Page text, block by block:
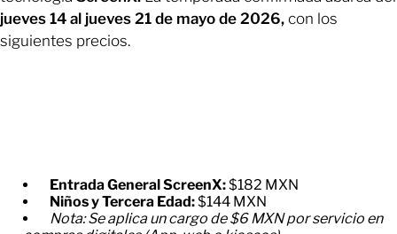
jueves 14 al jueves 21 de mayo de 2026, con los
siguientes precios.
Entrada General ScreenX:$182 MXN
Niños y Tercera Edad:$144 MXN
Nota: Se aplica un cargo de $6 MXN por servicio en